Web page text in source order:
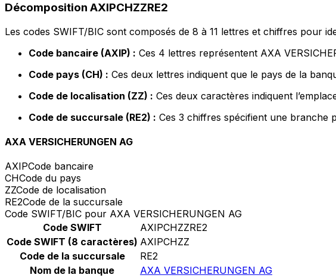
Décomposition AXIPCHZZRE2
Les codes SWIFT/BIC sont composés de 8 à 11 lettres et chiffres pour
Code bancaire (AXIP) : Ces 4 lettres représentent AXA
Code pays (CH) : Ces deux lettres indiquent que le pays de la
Code de localisation (ZZ) : Ces deux caractères indiquent
Code de succursale (RE2) : Ces 3 chiffres spécifient une branche
AXA VERSICHERUNGEN AG
AXIPCode bancaire
CHCode du pays
ZZCode de localisation
RE2Code de la succursale
Code SWIFT/BIC pour AXA VERSICHERUNGEN AG
Code SWIFT
AXIPCHZZRE2
Code SWIFT (8 caractères) AXIPCHZZ
Code de la succursale
RE2
Nom de la banque
AXA VERSICHERUNGEN AG